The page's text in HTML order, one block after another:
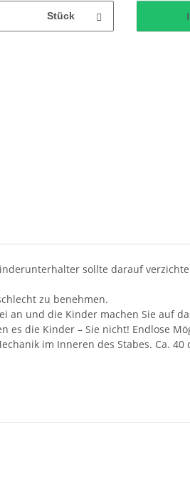
Stück
sollte darauf
zu benehmen.
und die Kinder machen Sie auf
es die Kinder – Sie nicht! Endlose
im Inneren des Stabes. Ca. 40